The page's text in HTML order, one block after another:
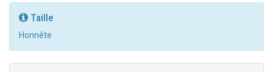
Taille
Honnête